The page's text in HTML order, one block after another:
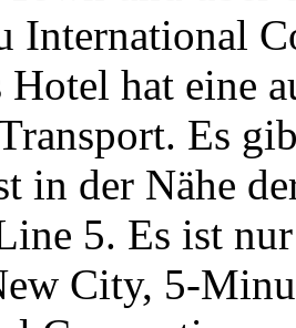
International
Hotel hat eine
Es
in der Nähe
5. Es ist
City, 5-